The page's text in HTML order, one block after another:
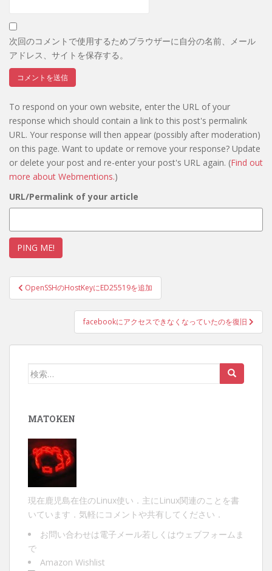
次回のコメントで使用するためブラウザーに自分の名前、メール
アドレス、サイトを保存する。
To respond on your own website, enter the URL of your
response which should contain a link to this post's permalink
URL. Your response will then appear (possibly after moderation)
on this page. Want to update or remove your response? Update
or delete your post and re-enter your post's URL again. (Find out
more about Webmentions.)
URL/Permalink of your article
投
稿
ゲ
OpenSSHのHostKeyにED25519を追加
facebookにアクセスできなくなっていたのを復旧
検
MATOKEN
現在鹿児島在住のLinux使い．主にLinux関連のことを書
いています．気軽にコメントや共有してください．
お問い合わせは電子メール若しくは ウェブフォーム ま
で
Amazon Wishlist